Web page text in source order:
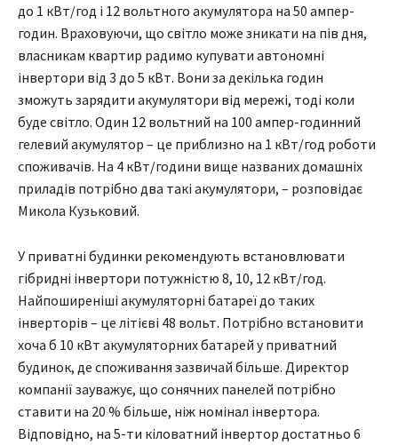
до 1 кВт/год і 12 вольтного акумулятора на 50 ампер-
годин. Враховуючи, що світло може зникати на пів дня,
власникам квартир радимо купувати автономні
інвертори від 3 до 5 кВт. Вони за декілька годин
зможуть зарядити акумулятори від мережі, тоді коли
буде світло. Один 12 вольтний на 100 ампер-годинний
гелевий акумулятор – це приблизно на 1 кВт/год роботи
споживачів. На 4 кВт/години вище названих домашніх
приладів потрібно два такі акумулятори, – розповідає
Микола Кузьковий.
У приватні будинки рекомендують встановлювати
гібридні інвертори потужністю 8, 10, 12 кВт/год.
Найпоширеніші акумуляторні батареї до таких
інверторів – це літієві 48 вольт. Потрібно встановити
хоча б 10 кВт акумуляторних батарей у приватний
будинок, де споживання зазвичай більше. Директор
компанії зауважує, що сонячних панелей потрібно
ставити на 20 % більше, ніж номінал інвертора.
Відповідно, на 5-ти кіловатний інвертор достатньо 6